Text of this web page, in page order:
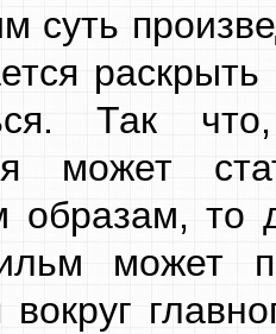
суть
Так
может
образам, то
может
вокруг